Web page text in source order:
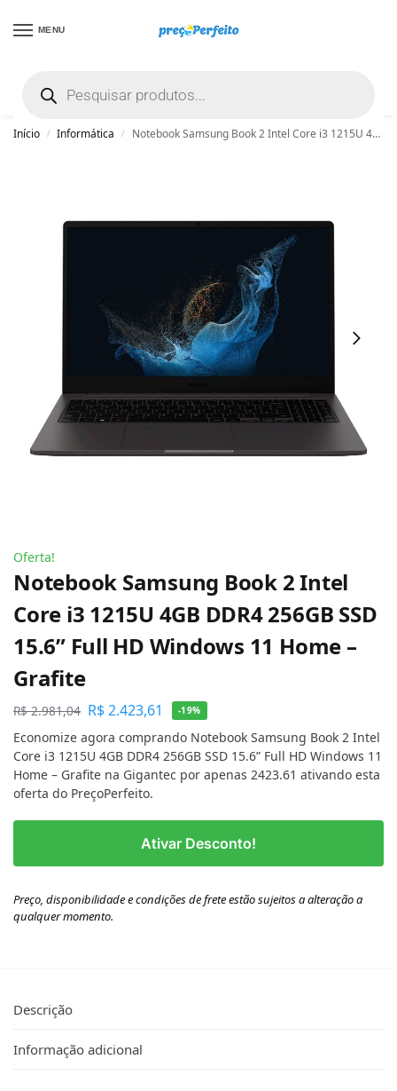
MENU
Início / Informática / Notebook Samsung Book 2 Intel Core i3 1215U 4GB DDR4 256GB SSD 15.6” Full HD Windows 11 Home – Grafite
Oferta!
Notebook Samsung Book 2 Intel
Core i3 1215U 4GB DDR4 256GB SSD
15.6” Full HD Windows 11 Home –
Grafite
R$2.981,04 R$2.423,61 -19%
Economize agora comprando Notebook Samsung Book 2 Intel
Core i3 1215U 4GB DDR4 256GB SSD 15.6” Full HD Windows 11
Home – Grafite na Gigantec por apenas 2423.61 ativando esta
oferta do PreçoPerfeito.
Ativar Desconto!
Preço, disponibilidade e condições de frete estão sujeitos a alteração a
qualquer momento.
Descrição
Informação adicional